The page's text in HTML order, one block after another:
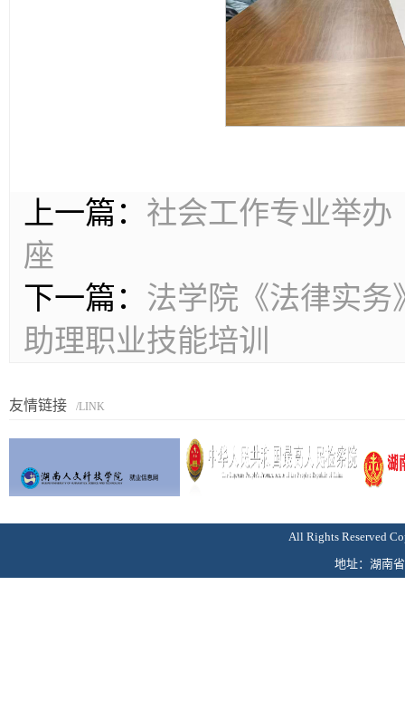
上一篇： 社会工作专业举办
座
下一篇： 法学院《法律实
助理职业技能培训
友情链接 /LINK
All Rights Reserved
地址：湖南